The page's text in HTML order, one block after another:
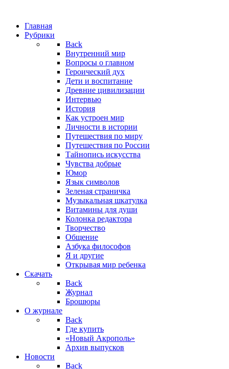
Главная
Рубрики
Back
Внутренний мир
Вопросы о главном
Героический дух
Дети и воспитание
Древние цивилизации
Интервью
История
Как устроен мир
Личности в истории
Путешествия по миру
Путешествия по России
Тайнопись искусства
Чувства добрые
Юмор
Язык символов
Зеленая страничка
Музыкальная шкатулка
Витамины для души
Колонка редактора
Творчество
Общение
Азбука философов
Я и другие
Открывая мир ребенка
Скачать
Back
Журнал
Брошюры
О журнале
Back
Где купить
«Новый Акрополь»
Архив выпусков
Новости
Back